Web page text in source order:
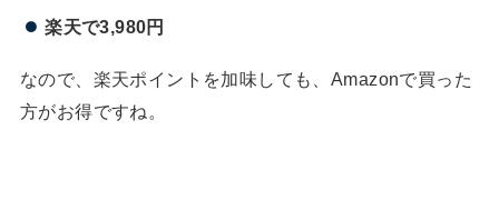
楽天で3,980円
なので、楽天ポイントを加味しても、Amazonで買った
方がお得ですね。